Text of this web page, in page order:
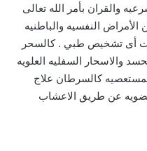
والقران بأمر الله تعالى
النفسيه والباطنيه
أى تشخيص طبي . كالسحر
والاسحار السفليه العلويه
كالسرطان علاج
عن طريق الاعشاب